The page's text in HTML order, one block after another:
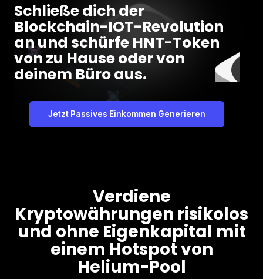
Schließe dich der
Blockchain-IOT-Revolution
an und schürfe HNT-Token
von zu Hause oder von
deinem Büro aus.
Jetzt Passives Einkommen Generieren
Verdiene
Kryptowährungen risikolos
und ohne Eigenkapital mit
einem Hotspot von
Helium-Pool